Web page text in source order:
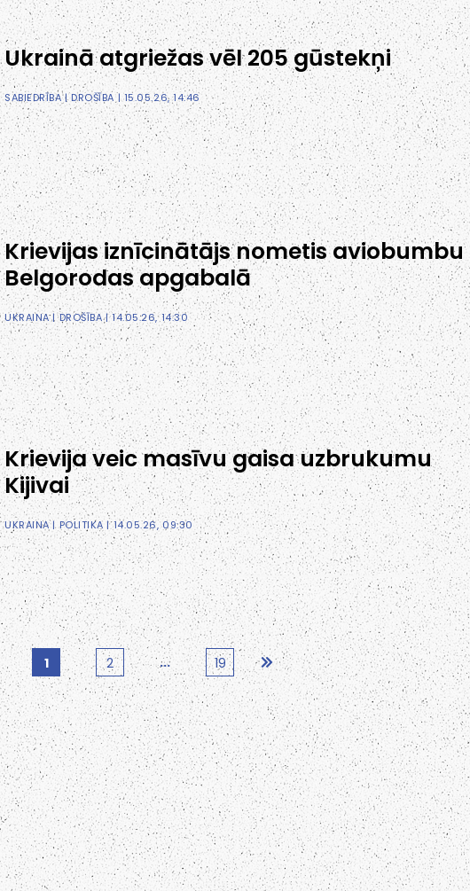
Ukrainā atgriežas vēl 205 gūstekņi
SABIEDRĪBA|DROŠĪBA| 15.05.26, 14:46
Krievijas iznīcinātājs nometis aviobumbu
Belgorodas apgabalā
UKRAINA|DROŠĪBA| 14.05.26, 14:30
Krievija veic masīvu gaisa uzbrukumu
Kijivai
UKRAINA|POLITIKA | 14.05.26, 09:30
1 2 ... 19